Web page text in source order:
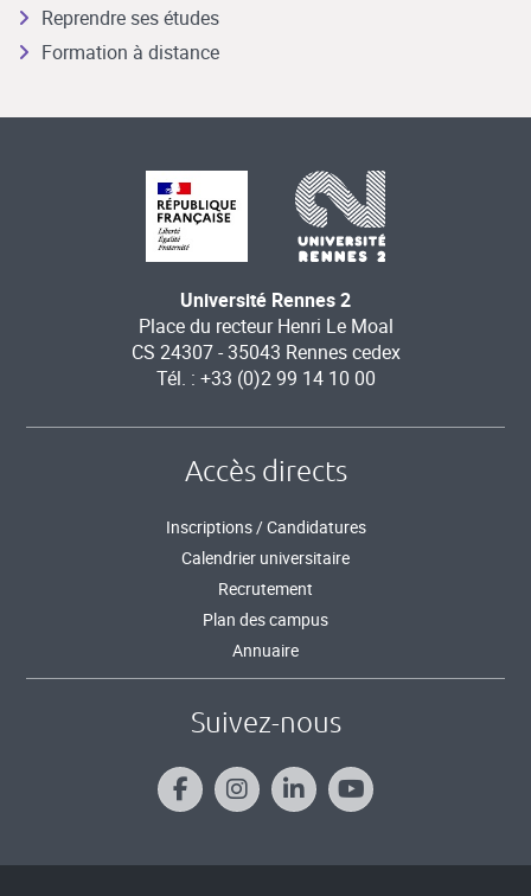
Reprendre ses études
Formation à distance
Université Rennes 2
Place du recteur Henri Le Moal
CS 24307 - 35043 Rennes cedex
Tél. : +33 (0)2 99 14 10 00
Accès directs
Inscriptions / Candidatures
Calendrier universitaire
Recrutement
Plan des campus
Annuaire
Suivez-nous